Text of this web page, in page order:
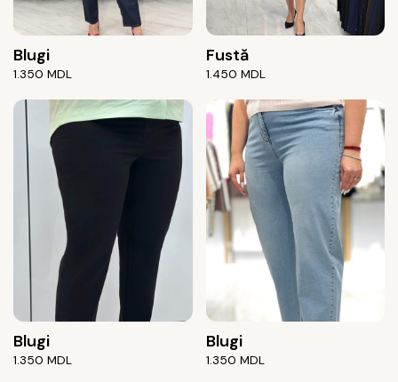
Blugi
1.350 MDL
Fustă
1.450 MDL
Blugi
1.350 MDL
Blugi
1.350 MDL